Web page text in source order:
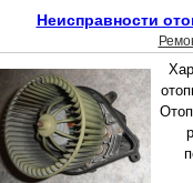
Неисправности